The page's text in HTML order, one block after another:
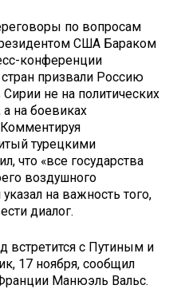
по вопросам
США Бараком
конференции
призвали Россию
не на политических
на боевиках
Комментируя
турецкими
что «все государства
воздушного
на важность того,
диалог.
встретится с Путиным и
17 ноября, сообщил
Манюэль Вальс.